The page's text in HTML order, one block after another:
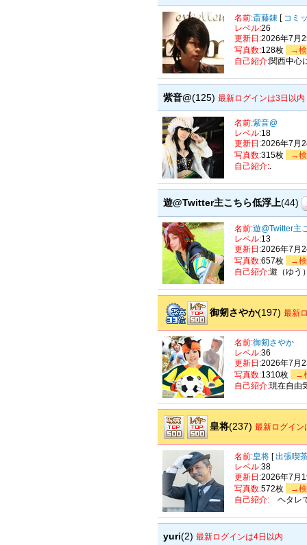
名前:斎藤錬 [ コミ
レベル:26
更新日:2026年7月
写真数:128枚
→検
自己紹介:関西中心
紫音@(125) 最新ログインは3日以内
名前:紫音@
レベル:18
更新日:2026年7月
写真数:315枚
→検
自己紹介:.
遊@Twitter主こちら低浮上(44)
名前:遊@Twitter主
レベル:13
更新日:2026年7月
写真数:657枚
→検
自己紹介:遊（ゆう
御剱さやか(197) 最新
名前:御剱さやか
レベル:36
更新日:2026年7月
写真数:1310枚
→
自己紹介:現在自由
皇将(237) 最新ログイン
名前:皇将 [出張喫
レベル:38
更新日:2026年7月
写真数:572枚
→検
自己紹介: ヘタレ
yuri(2) 最新ログインは4日以内